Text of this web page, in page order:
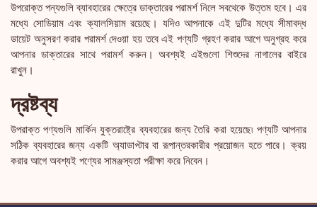
উপরোক্ত পন্যগুলি ব্যাবহারের ক্ষেত্রে ডাক্তারের পরামর্শ নিলে সবথেকে উত্তম হবে। এর
মধ্যে সোডিয়াম এবং ক্যালসিয়াম রয়েছে। যদিও আপনাকে এই দুটির মধ্যে সীমাবদ্ধ
ডায়েট অনুসরণ করার পরামর্শ দেওয়া হয় তবে এই পণ্যটি গ্রহণ করার আগে অনুগ্রহ করে
আপনার ডাক্তারের সাথে পরামর্শ করুন। অবশ্যই এইগুলো শিশুদের নাগালের বাইরে
রাখুন।
দ্রষ্টব্য
উপরাক্ত পণ্যগুলি মার্কিন যুক্তরাষ্ট্রে ব্যবহারের জন্য তৈরি করা হয়েছে৷ পণ্যটি আপনার
সঠিক ব্যবহারের জন্য একটি অ্যাডাপ্টার বা রূপান্তরকারীর প্রয়োজন হতে পারে। ক্রয়
করার আগে অবশ্যই পণ্যের সামঞ্জস্যতা পরীক্ষা করে নিবেন।